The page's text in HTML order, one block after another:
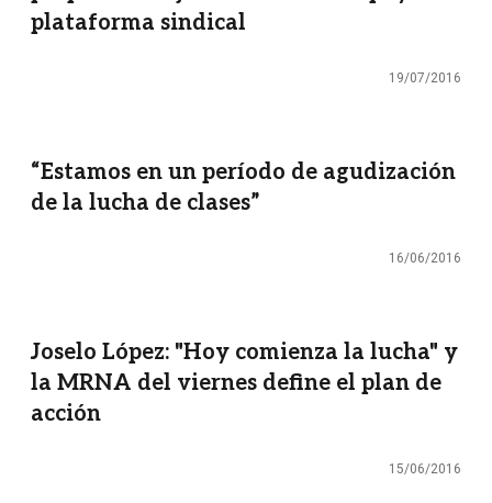
plataforma sindical
19/07/2016
“Estamos en un período de agudización
de la lucha de clases”
16/06/2016
Joselo López: "Hoy comienza la lucha" y
la MRNA del viernes define el plan de
acción
15/06/2016